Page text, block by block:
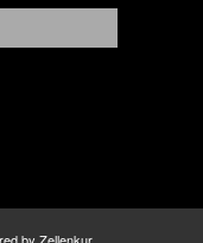
by Zellenkur